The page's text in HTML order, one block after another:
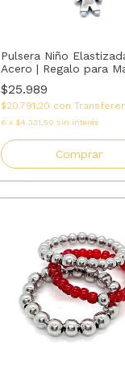
Pulsera Niño
Acero | Regalo para
Abuela, Madrina o Tía |
AMALO
$25.989
$20.791,20 con
6 x $4.331,50 sin interés
Comprar